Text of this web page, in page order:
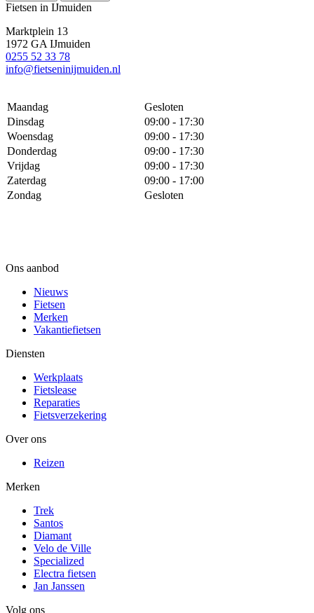
Fietsen in IJmuiden
Marktplein 13
1972 GA IJmuiden
0255 52 33 78
info@fietseninijmuiden.nl
Maandag
Gesloten
Dinsdag
09:00 - 17:30
Woensdag
09:00 - 17:30
Donderdag
09:00 - 17:30
Vrijdag
09:00 - 17:30
Zaterdag
09:00 - 17:00
Zondag
Gesloten
Ons aanbod
Nieuws
Fietsen
Merken
Vakantiefietsen
Diensten
Werkplaats
Fietslease
Reparaties
Fietsverzekering
Over ons
Reizen
Merken
Trek
Santos
Diamant
Velo de Ville
Specialized
Electra fietsen
Jan Janssen
Volg ons